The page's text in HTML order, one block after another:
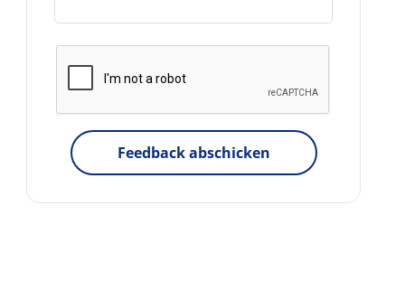
Feedback abschicken